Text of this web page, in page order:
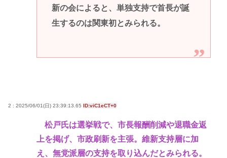
新の会によると、単独支持で首長が誕
生するのは関東初とみられる。
2 : 2025/06/01(日) 23:39:13.65 ID:viC1eCT+0
松戸氏は選挙戦で、市長報酬削減や退職金返
上を掲げ、市政刷新を主張。維新支持層に加
え、無党派層の支持を取り込んだとみられる。